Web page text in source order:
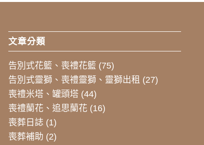
文章分類
告別式花籃、喪禮花籃 (75)
告別式靈獅、喪禮靈獅、靈獅出租 (27)
喪禮米塔、罐頭塔 (44)
喪禮蘭花、追思蘭花 (16)
喪葬日誌 (1)
喪葬補助 (2)